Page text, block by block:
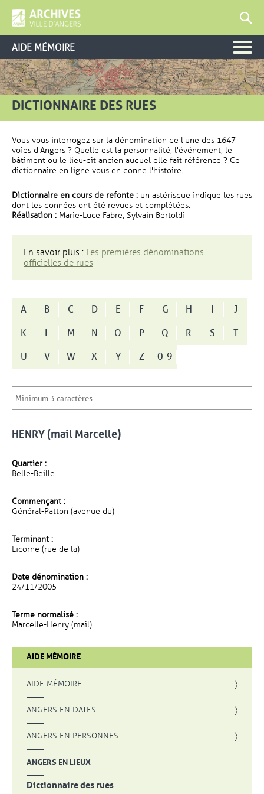
AIDE MÉMOIRE
DICTIONNAIRE DES RUES
Vous vous interrogez sur la dénomination de l'une des 1647
voies d'Angers ? Quelle est la personnalité, l'événement, le
bâtiment ou le lieu-dit ancien auquel elle fait référence ? Ce
dictionnaire en ligne vous en donne l'histoire...
Dictionnaire en cours de refonte : un astérisque indique les rues
dont les données ont été revues et complétées.
Réalisation : Marie-Luce Fabre, Sylvain Bertoldi
En savoir plus : Les premières dénominations
officielles de rues
A B C D E F G H I
J
K
L M N O P Q R S
T
U
V W X Y Z 0-9
HENRY (mail Marcelle)
Quartier :
Belle-Beille
Commençant :
Général-Patton (avenue du)
Terminant :
Licorne (rue de la)
Date dénomination :
24/11/2005
Terme normalisé :
Marcelle-Henry (mail)
AIDE MÉMOIRE
AIDE MÉMOIRE
ANGERS EN DATES
ANGERS EN PERSONNES
ANGERS EN LIEUX
Dictionnaire des rues